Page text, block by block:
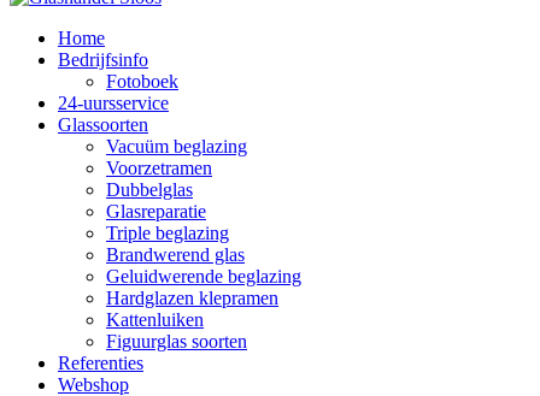
Home
Bedrijfsinfo
Fotoboek
24-uursservice
Glassoorten
Vacuüm beglazing
Voorzetramen
Dubbelglas
Glasreparatie
Triple beglazing
Brandwerend glas
Geluidwerende beglazing
Hardglazen klepramen
Kattenluiken
Figuurglas soorten
Referenties
Webshop